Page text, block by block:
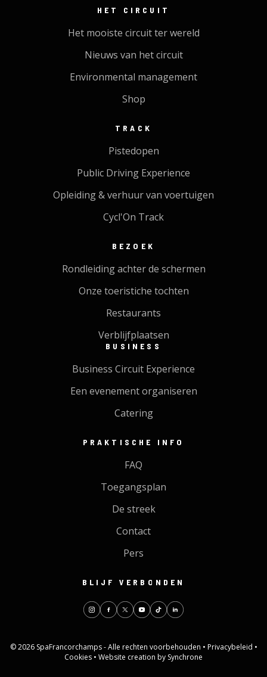
HET CIRCUIT
Het mooiste circuit ter wereld
Nieuws van het circuit
Environmental management
Shop
TRACK
Pistedopen
Public Driving Experience
Opleiding & verhuur van voertuigen
Cycl'On Track
BEZOEK
Rondleiding achter de schermen
Onze toeristiche tochten
Restaurants
Verblijfplaatsen
BUSINESS
Business Circuit Experience
Een evenement organiseren
Catering
PRAKTISCHE INFO
FAQ
Toegangsplan
De streek
Contact
Pers
BLIJF VERBONDEN
© 2026 SpaFrancorchamps - Alle rechten voorbehouden • Privacybeleid •
Cookies • Website creation by Synchrone